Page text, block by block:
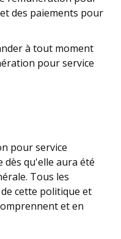
des paiements pour
à tout moment
pour service
pour service
qu'elle aura été
Tous les
cette politique et
et en